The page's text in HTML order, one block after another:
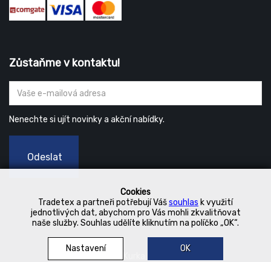
Cookies
Tradetex a partneři potřebují Vášsouhlas k využití
jednotlivých dat, abychom pro Vás mohli zkvalitňovat
naše služby. Souhlas udělíte kliknutím na políčko „OK“.
Nastavení OK
Zůstaňme v kontaktu!
Nenechte si ujít novinky a akční nabídky.
Odeslat